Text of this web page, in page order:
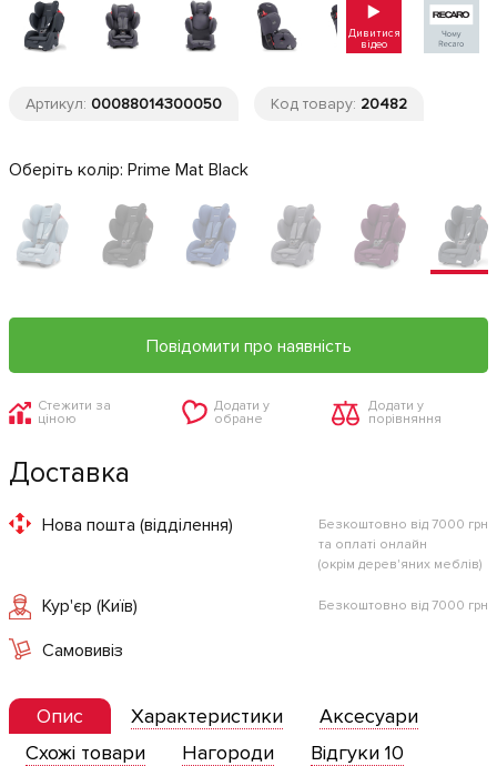
Дивитися
відео
Артикул: 00088014300050 Код товару: 20482
Оберіть колір: Prime Mat Black
Повідомити про наявність
Стежити за
ціною
Додати у
обране
Додати у
порівняння
Доставка
Нова пошта (відділення)
Безкоштовно від 7000 грн
та оплаті онлайн
(окрім дерев'яних меблів)
Кур'єр (Київ) Безкоштовно від 7000 грн
Самовивіз
Опис Характеристики
Аксесуари
Схожі товари
Нагороди Відгуки 10